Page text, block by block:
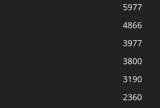
5977
4866
3977
3800
3190
2360